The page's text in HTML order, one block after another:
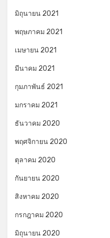
มิถุนายน 2021
พฤษภาคม 2021
เมษายน 2021
มีนาคม 2021
กุมภาพันธ์ 2021
มกราคม 2021
ธันวาคม 2020
พฤศจิกายน 2020
ตุลาคม 2020
กันยายน 2020
สิงหาคม 2020
กรกฎาคม 2020
มิถุนายน 2020